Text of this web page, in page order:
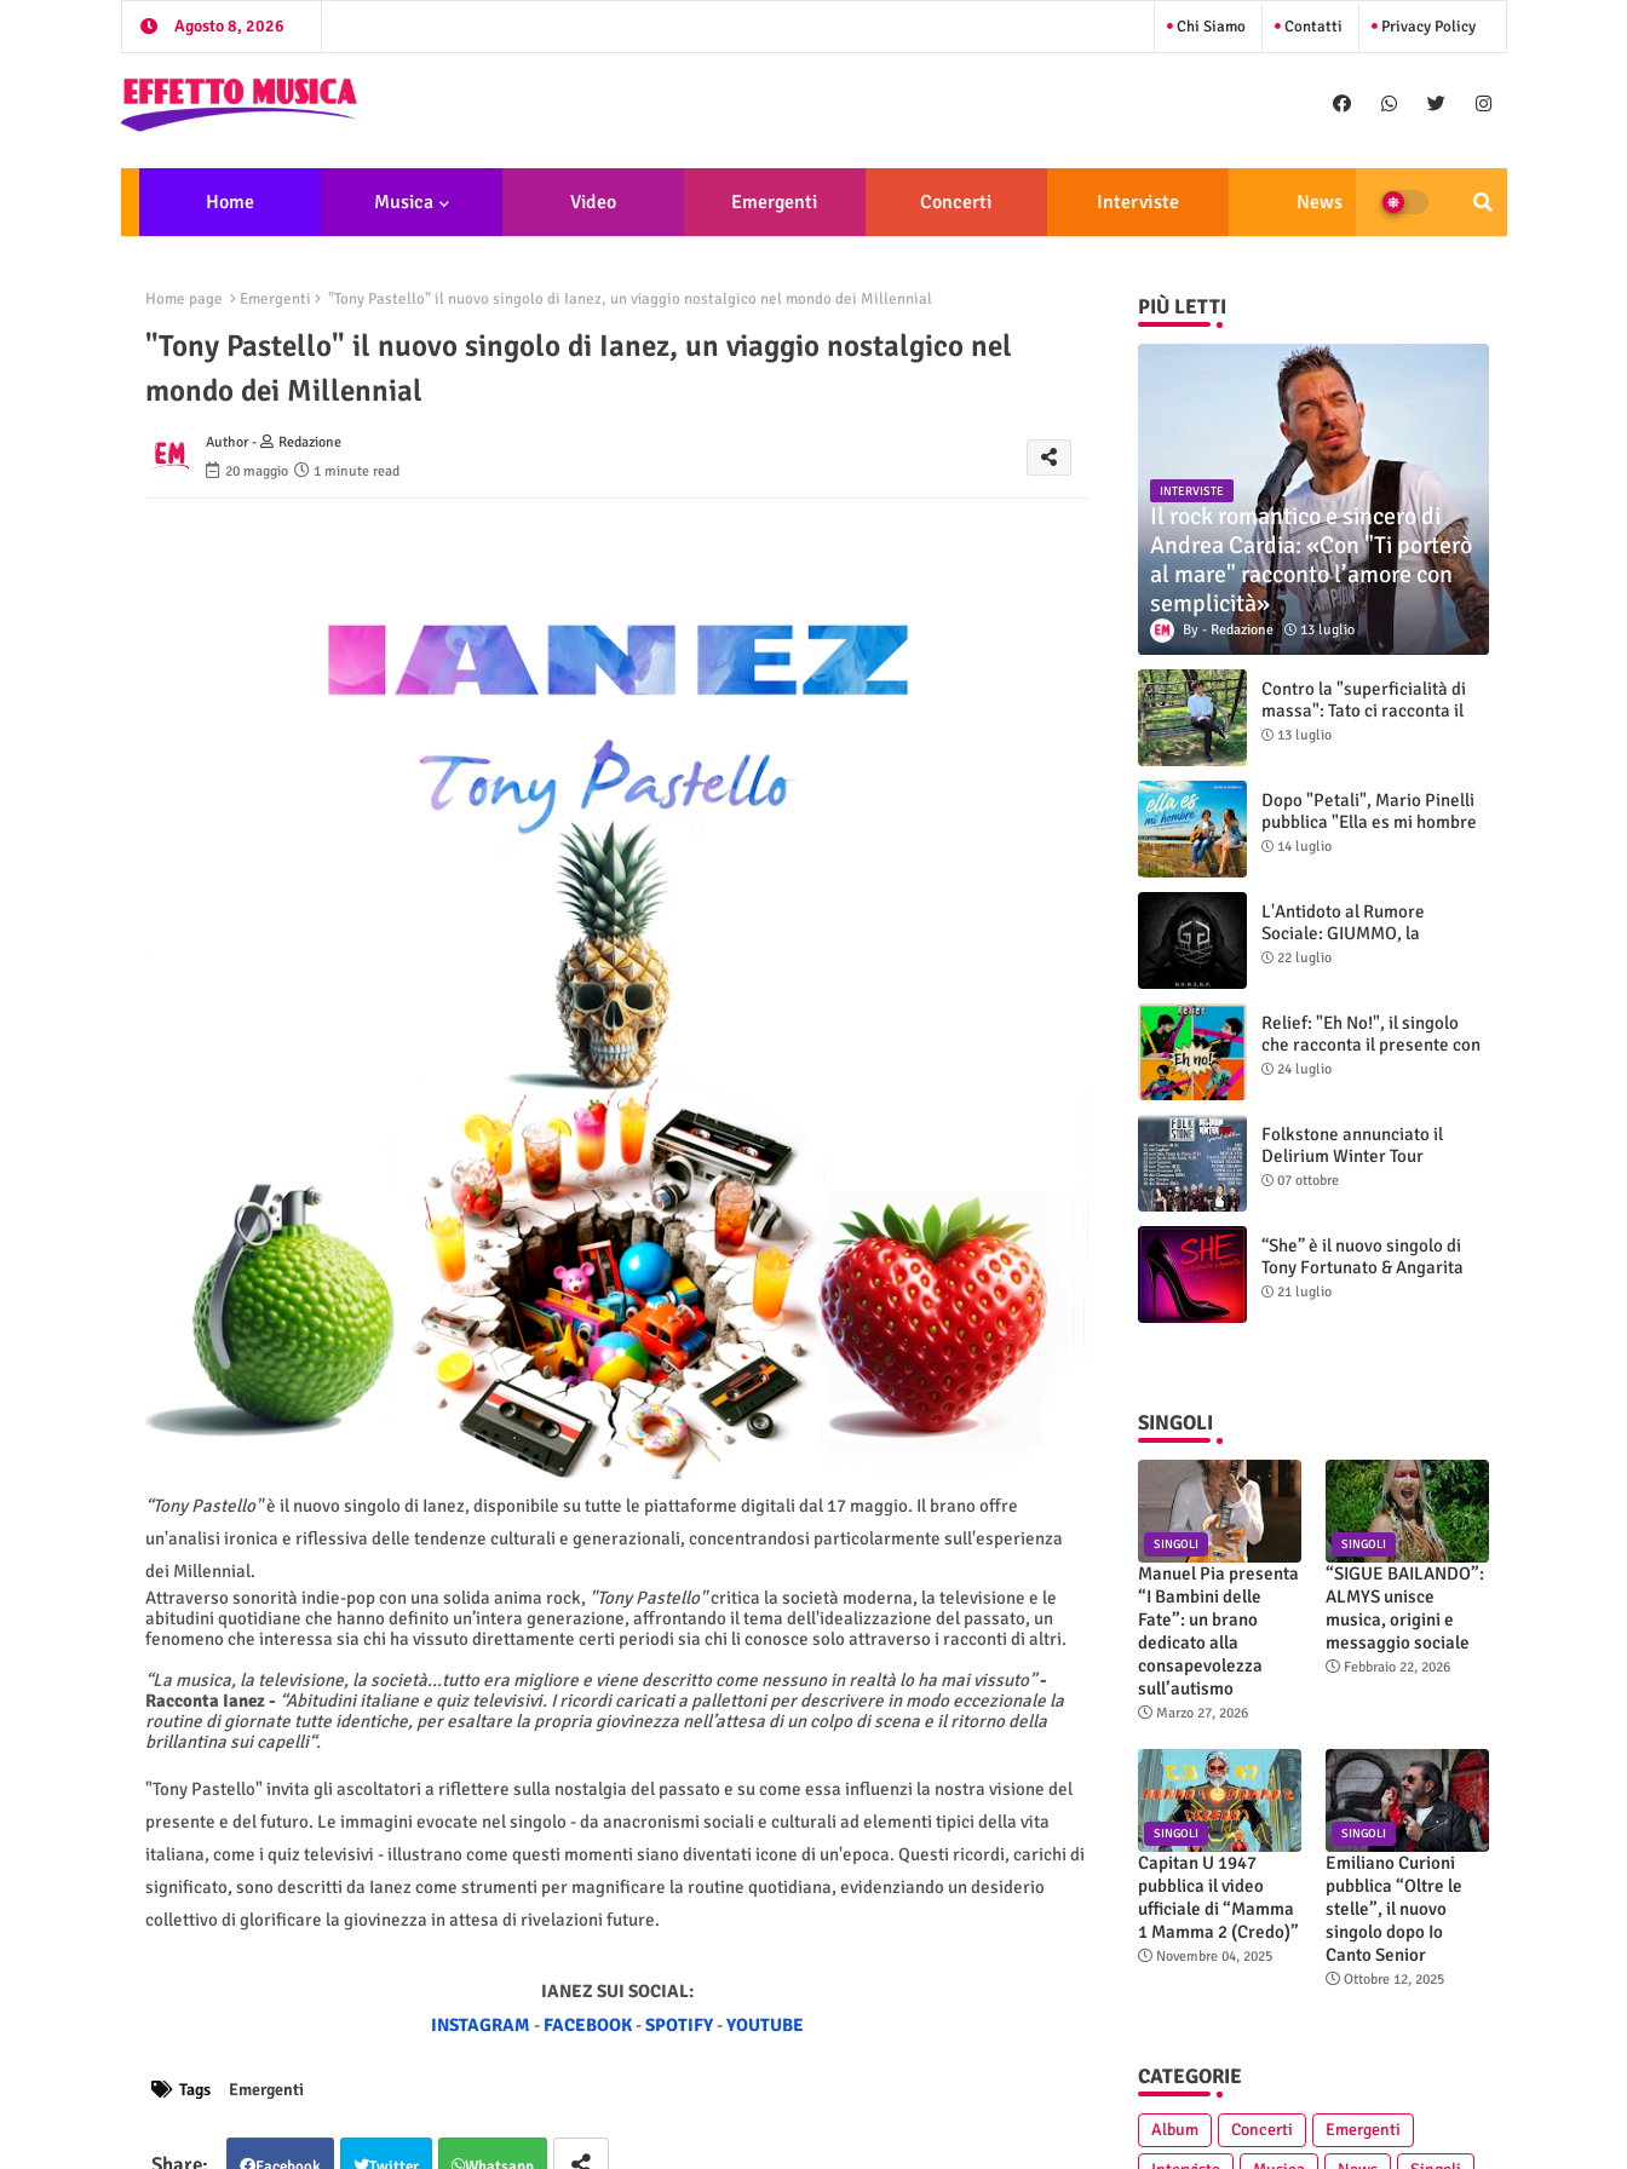
Agosto 8, 2026 Chi Siamo Contatti Privacy Policy
Home Musica Video Emergenti Concerti Interviste News
Home page Emergenti "Tony Pastello" il nuovo singolo di Ianez, un viaggio nostalgico nel mondo dei Millennial
"Tony Pastello" il nuovo singolo di Ianez, un viaggio nostalgico nel
mondo dei Millennial
Author -
Redazione
20 maggio
1 minute read
“Tony Pastello"è il nuovo singolo di Ianez, disponibile su tutte le piattaforme digitali dal 17 maggio. Il brano offre
un'analisi ironica e riflessiva delle tendenze culturali e generazionali, concentrandosi particolarmente sull'esperienza
dei Millennial.
Attraverso sonorità indie-pop con una solida anima rock, "Tony Pastello"critica la società moderna, la televisione e le
abitudini quotidiane che hanno definito un’intera generazione, affrontando il tema dell'idealizzazione del passato, un
fenomeno che interessa sia chi ha vissuto direttamente certi periodi sia chi li conosce solo attraverso i racconti di altri.
“La musica, la televisione, la società…tutto era migliore e viene descritto come nessuno in realtà lo ha mai vissuto”-
Racconta Ianez - “Abitudini italiane e quiz televisivi. I ricordi caricati a pallettoni per descrivere in modo eccezionale la
routine di giornate tutte identiche, per esaltare la propria giovinezza nell’attesa di un colpo di scena e il ritorno della
brillantina sui capelli“.
"Tony Pastello" invita gli ascoltatori a riflettere sulla nostalgia del passato e su come essa influenzi la nostra visione del
presente e del futuro. Le immagini evocate nel singolo - da anacronismi sociali e culturali ad elementi tipici della vita
italiana, come i quiz televisivi - illustrano come questi momenti siano diventati icone di un'epoca. Questi ricordi, carichi di
significato, sono descritti da Ianez come strumenti per magnificare la routine quotidiana, evidenziando un desiderio
collettivo di glorificare la giovinezza in attesa di rivelazioni future.
IANEZ SUI SOCIAL:
INSTAGRAM - FACEBOOK-SPOTIFY-YOUTUBE
Tags Emergenti
PIÙ LETTI
INTERVISTE
Il rock romantico e sincero di
Andrea Cardia: «Con "Ti porterò
al mare" racconto l’amore con
semplicità»
Redazione 13 luglio
Contro la "superficialità di
massa": Tato ci racconta il
nuovo singolo "Vuoti digitali"
13 luglio
Dopo "Petali", Mario Pinelli
pubblica "Ella es mi hombre
(Il mio uomo è lei)"
14 luglio
L'Antidoto al Rumore
Sociale: GIUMMO, la
Maschera e la Cruda Verità
22 luglio
Relief: "Eh No!", il singolo
che racconta il presente con
ironia e autenticità
24 luglio
Folkstone annunciato il
Delirium Winter Tour
(Special Edition)
07 ottobre
“She” è il nuovo singolo di
Tony Fortunato & Angarita
21 luglio
SINGOLI
SINGOLI
Manuel Pia presenta
“I Bambini delle
Fate”: un brano
dedicato alla
consapevolezza
sull’autismo
Marzo 27, 2026
SINGOLI
“SIGUE BAILANDO”:
ALMYS unisce
musica, origini e
messaggio sociale
Febbraio 22, 2026
SINGOLI
Capitan U 1947
pubblica il video
ufficiale di “Mamma
1 Mamma 2 (Credo)”
Novembre 04, 2025
SINGOLI
Emiliano Curioni
pubblica “Oltre le
stelle”, il nuovo
singolo dopo Io
Canto Senior
Ottobre 12, 2025
CATEGORIE
Album Concerti
Emergenti